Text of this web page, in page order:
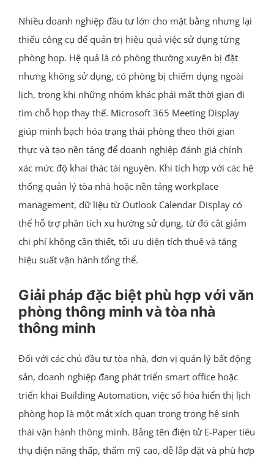
Nhiều doanh nghiệp đầu tư lớn cho mặt bằng nhưng lại
thiếu công cụ để quản trị hiệu quả việc sử dụng từng
phòng họp. Hệ quả là có phòng thường xuyên bị đặt
nhưng không sử dụng, có phòng bị chiếm dụng ngoài
lịch, trong khi những nhóm khác phải mất thời gian đi
tìm chỗ họp thay thế. Microsoft 365 Meeting Display
giúp minh bạch hóa trạng thái phòng theo thời gian
thực và tạo nền tảng để doanh nghiệp đánh giá chính
xác mức độ khai thác tài nguyên. Khi tích hợp với các hệ
thống quản lý tòa nhà hoặc nền tảng workplace
management, dữ liệu từ Outlook Calendar Display có
thể hỗ trợ phân tích xu hướng sử dụng, từ đó cắt giảm
chi phí không cần thiết, tối ưu diện tích thuê và tăng
hiệu suất vận hành tổng thể.
Giải pháp đặc biệt phù hợp với văn
phòng thông minh và tòa nhà
thông minh
Đối với các chủ đầu tư tòa nhà, đơn vị quản lý bất động
sản, doanh nghiệp đang phát triển smart office hoặc
triển khai Building Automation, việc số hóa hiển thị lịch
phòng họp là một mắt xích quan trọng trong hệ sinh
thái vận hành thông minh. Bảng tên điện tử E-Paper tiêu
thụ điện năng thấp, thẩm mỹ cao, dễ lắp đặt và phù hợp